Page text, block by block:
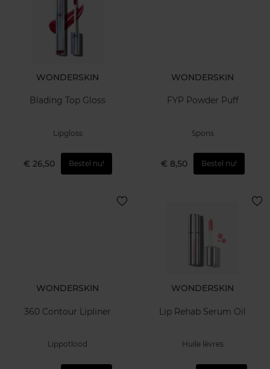
WONDERSKIN
Blading Top Gloss
Lipgloss
€ 26,50 Bestel nu!
WONDERSKIN
FYP Powder Puff
Spons
€ 8,50 Bestel nu!
WONDERSKIN
360 Contour Lipliner
Lippotlood
WONDERSKIN
Lip Rehab Serum Oil
Huile lèvres